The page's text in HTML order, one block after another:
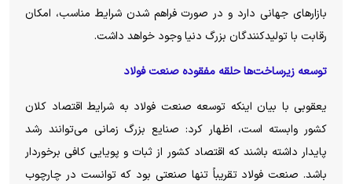
بازار‌های جهانی دارد و در صورت فراهم شدن شرایط مناسب، امکان
رقابت با تولیدکنندگان بزرگ دنیا وجود خواهد داشت.
توسعه زیرساخت‌ها حلقه مفقوده صنعت فولاد
یعقوبی با بیان اینکه توسعه صنعت فولاد به شرایط اقتصاد کلان
کشور وابسته است، اظهار کرد: صنایع بزرگ زمانی می‌توانند رشد
پایدار داشته باشند که اقتصاد کشور از ثبات و پویایی کافی برخوردار
باشد. صنعت فولاد تقریباً تنها صنعتی بود که توانست در چارچوب